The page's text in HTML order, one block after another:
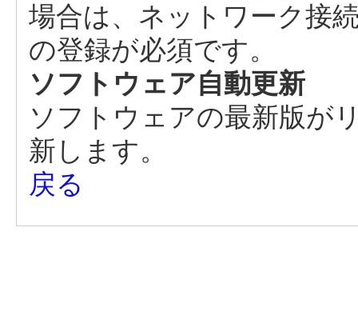
場合は、ネットワーク接
の登録が必須です。
ソフトウェア自動更新
ソフトウェアの最新版が
新します。
戻る